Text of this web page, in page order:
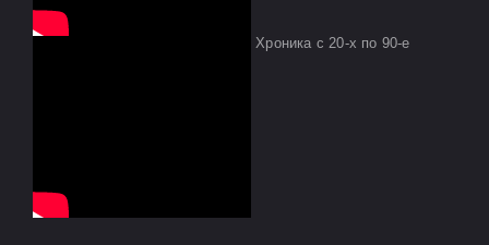
Хроника с 20-х по 90-е